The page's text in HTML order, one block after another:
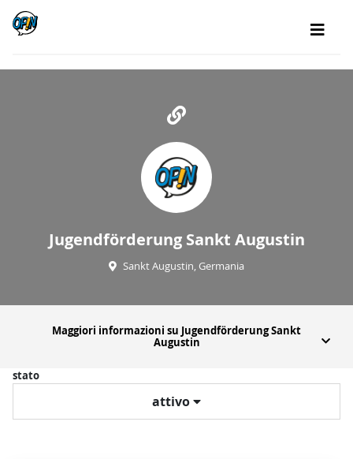
Jugendförderung Sankt Augustin
Sankt Augustin, Germania
Maggiori informazioni su Jugendförderung Sankt
Augustin
stato
attivo